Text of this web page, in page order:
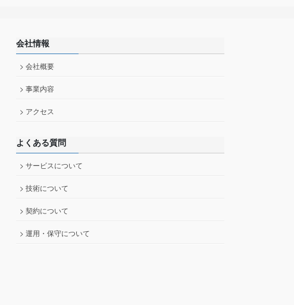
会社情報
> 会社概要
> 事業内容
> アクセス
よくある質問
> サービスについて
> 技術について
> 契約について
> 運用・保守について